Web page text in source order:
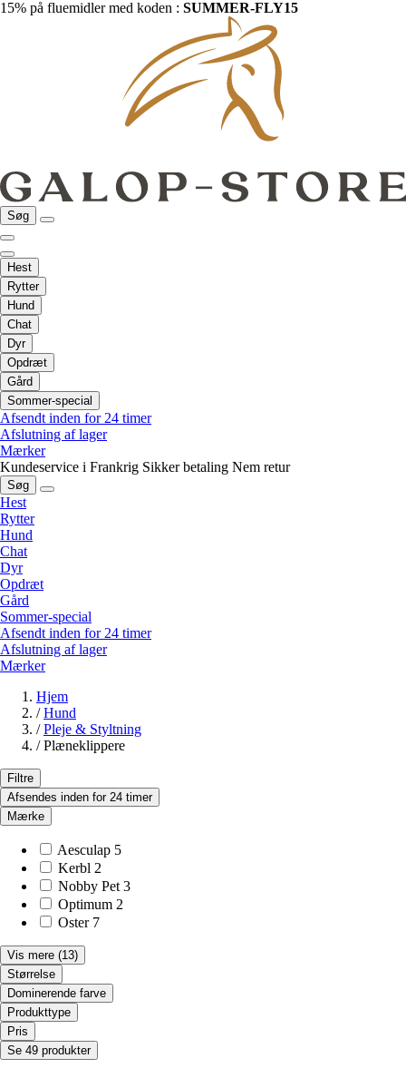
15% på fluemidler med koden : SUMMER-FLY15
Søg
Hest
Rytter
Hund
Chat
Dyr
Opdræt
Gård
Sommer-special
Afsendt inden for 24 timer
Afslutning af lager
Mærker
Kundeservice i Frankrig Sikker betaling Nem retur
Søg
Hest
Rytter
Hund
Chat
Dyr
Opdræt
Gård
Sommer-special
Afsendt inden for 24 timer
Afslutning af lager
Mærker
Hjem
/ Hund
/ Pleje & Styltning
/ Plæneklippere
Filtre
Afsendes inden for 24 timer
Mærke
Aesculap 5
Kerbl 2
Nobby Pet 3
Optimum 2
Oster 7
Vis mere (13)
Størrelse
Dominerende farve
Produkttype
Pris
Se 49 produkter